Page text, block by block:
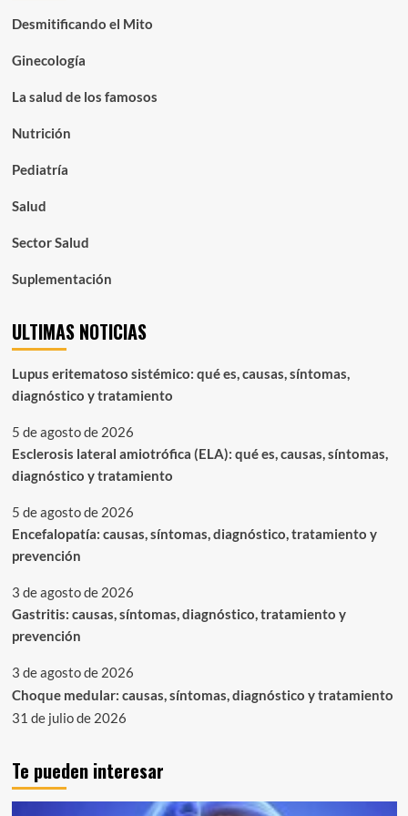
Desmitificando el Mito
Ginecología
La salud de los famosos
Nutrición
Pediatría
Salud
Sector Salud
Suplementación
ULTIMAS NOTICIAS
Lupus eritematoso sistémico: qué es, causas, síntomas,
diagnóstico y tratamiento
5 de agosto de 2026
Esclerosis lateral amiotrófica (ELA): qué es, causas, síntomas,
diagnóstico y tratamiento
5 de agosto de 2026
Encefalopatía: causas, síntomas, diagnóstico, tratamiento y
prevención
3 de agosto de 2026
Gastritis: causas, síntomas, diagnóstico, tratamiento y
prevención
3 de agosto de 2026
Choque medular: causas, síntomas, diagnóstico y tratamiento
31 de julio de 2026
Te pueden interesar